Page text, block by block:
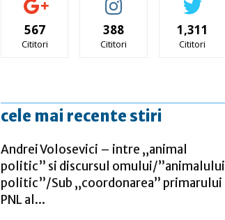
567
Cititori
388
Cititori
1,311
Cititori
cele mai recente stiri
Andrei Volosevici – intre „animal
politic” si discursul omului/”animalului
politic”/Sub „coordonarea” primarului
PNL al...